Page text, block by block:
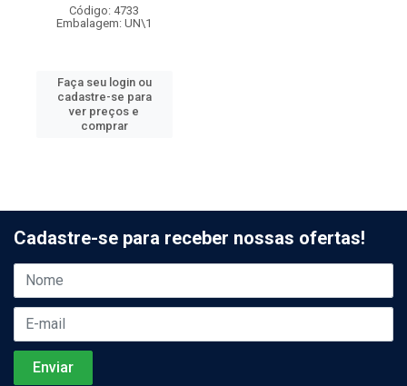
Código: 4733
Embalagem: UN\1
Faça seu login ou
cadastre-se para
ver preços e
comprar
Cadastre-se para receber nossas ofertas!